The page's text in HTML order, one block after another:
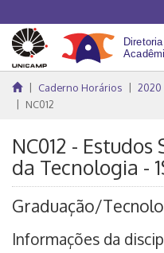
Caderno Horários 2020
NC012
NC012 -
da Tecnologia -
Graduação/
Informações da